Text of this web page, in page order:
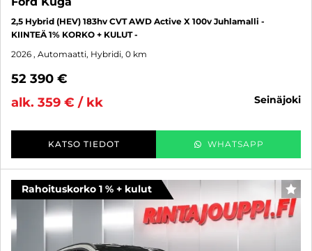
2,5 Hybrid (HEV) 183hv CVT AWD Active X 100v Juhlamalli -
KIINTEÄ 1% KORKO + KULUT -
2026 , Automaatti, Hybridi, 0 km
52 390 €
alk. 359 € / kk
seinäjoki
KATSO TIEDOT WHATSAPP
Rahoituskorko 1 % + kulut